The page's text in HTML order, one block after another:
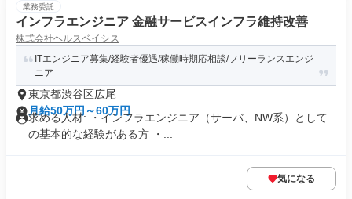
業務委託
インフラエンジニア 金融サービスインフラ維持改善
株式会社ヘルスベイシス
ITエンジニア募集/経験者優遇/稼働時期応相談/フリーランスエンジ
ニア
東京都渋谷区広尾
月給50万円～60万円
求める人材: ・インフラエンジニア（サーバ、NW系）として
の基本的な経験がある方 ・...
気になる